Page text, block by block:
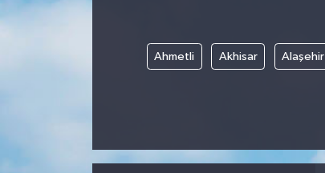
Ahmetli Akhisar Alaşehir